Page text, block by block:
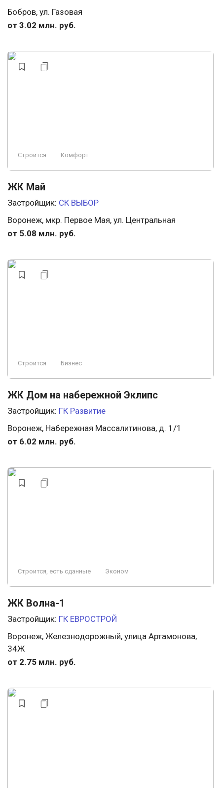
Бобров, ул. Газовая
от 3.02 млн. руб.
Строится Комфорт
ЖК Май
Застройщик: СК ВЫБОР
Воронеж, мкр. Первое Мая, ул. Центральная
от 5.08 млн. руб.
Строится Бизнес
ЖК Дом на набережной Эклипс
Застройщик: ГК Развитие
Воронеж, Набережная Массалитинова, д. 1/1
от 6.02 млн. руб.
Строится, есть сданные Эконом
ЖК Волна-1
Застройщик: ГК ЕВРОСТРОЙ
Воронеж, Железнодорожный, улица Артамонова,
34Ж
от 2.75 млн. руб.